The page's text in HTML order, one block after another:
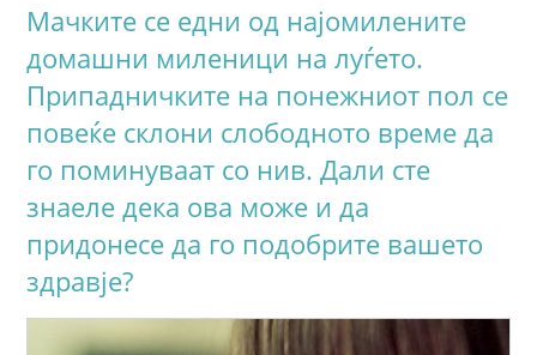
Мачките се едни од најомилените
домашни миленици на луѓето.
Припадничките на понежниот пол се
повеќе склони слободното време да
го поминуваат со нив. Дали сте
знаеле дека ова може и да
придонесе да го подобрите вашето
здравје?